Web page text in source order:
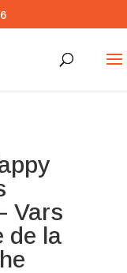
Vars
de la